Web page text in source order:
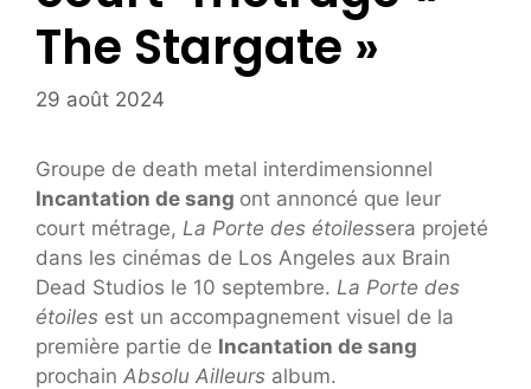
The Stargate »
29 août 2024
Groupe de death metal interdimensionnel
Incantation de sang ont annoncé que leur
court métrage, La Porte des étoilessera projeté
dans les cinémas de Los Angeles aux Brain
Dead Studios le 10 septembre. La Porte des
étoiles est un accompagnement visuel de la
première partie de Incantation de sang
prochain Absolu Ailleurs album.